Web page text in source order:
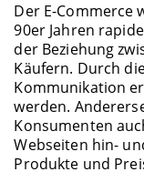
Der E-Commerce
90er Jahren
der Beziehung
Käufern. Durch
Kommunikation
werden.
Konsumenten
Webseiten hin-
Produkte und